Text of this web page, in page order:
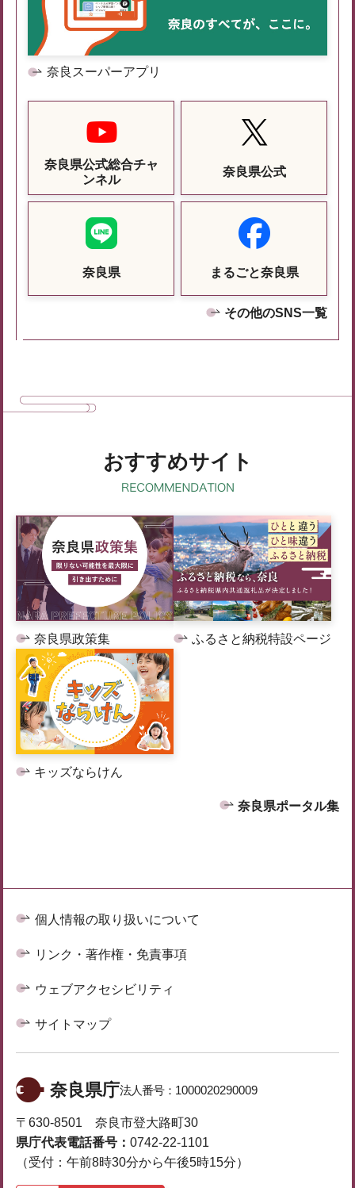
奈良スーパーアプリ
奈良県公式総合チャ
ンネル
奈良県公式
奈良県 まるごと奈良県
その他のSNS一覧
おすすめサイト
奈良県政策集 ふるさと納税特設ページ
キッズならけん
奈良県ポータル集
個人情報の取り扱いについて
リンク・著作権・免責事項
ウェブアクセシビリティ
サイトマップ
奈良県庁法人番号： 1000020290009
〒630-8501 奈良市登大路町30
県庁代表電話番号： 0742-22-1101
（受付：午前8時30分から午後5時15分）